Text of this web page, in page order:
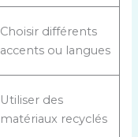
Choisir différents
accents ou langues
Utiliser des
matériaux recyclés